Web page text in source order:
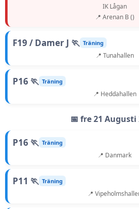
IK Lågan
📍 Arenan B ()
F19 / Damer J 🏃 Träning
📍 Tunahallen
P16 🏃 Träning
📍 Heddahallen
📅 fre 21 Augusti
P16 🏃 Träning
📍 Danmark
P11 🏃 Träning
📍